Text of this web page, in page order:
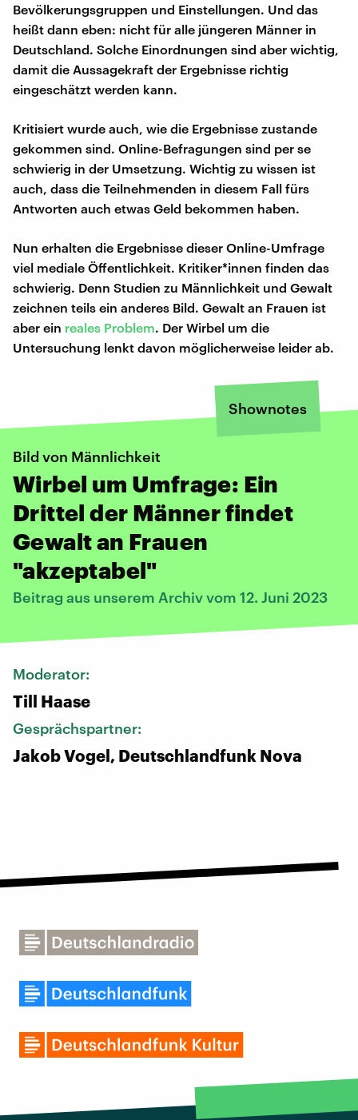
Bevölkerungsgruppen und Einstellungen. Und das
heißt dann eben: nicht für alle jüngeren Männer in
Deutschland. Solche Einordnungen sind aber wichtig,
damit die Aussagekraft der Ergebnisse richtig
eingeschätzt werden kann.
Kritisiert wurde auch, wie die Ergebnisse zustande
gekommen sind. Online-Befragungen sind per se
schwierig in der Umsetzung. Wichtig zu wissen ist
auch, dass die Teilnehmenden in diesem Fall fürs
Antworten auch etwas Geld bekommen haben.
Nun erhalten die Ergebnisse dieser Online-Umfrage
viel mediale Öffentlichkeit. Kritiker*innen finden das
schwierig. Denn Studien zu Männlichkeit und Gewalt
zeichnen teils ein anderes Bild. Gewalt an Frauen ist
aber ein reales Problem. Der Wirbel um die
Untersuchung lenkt davon möglicherweise leider ab.
Shownotes
Bild von Männlichkeit
Wirbel um Umfrage: Ein
Drittel der Männer findet
Gewalt an Frauen
"akzeptabel"
Beitrag aus unserem Archiv vom 12. Juni 2023
Moderator:
Till Haase
Gesprächspartner:
Jakob Vogel, Deutschlandfunk Nova